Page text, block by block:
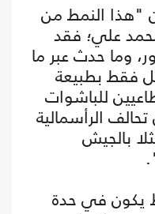
"هذا النمط من
علي؛ فقد
وما حدث عبر ما
فقط بطبيعة
للباشوات
الرأسمالية
بالجيش
يكون في حدة